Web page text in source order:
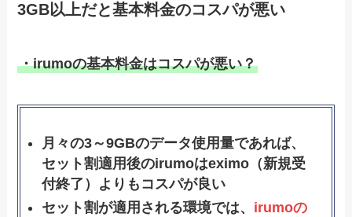
3GB以上だと基本料金のコスパが悪い
・irumoの基本料金はコスパが悪い？
月々の3～9GBのデータ使用量であれば、
セット割適用後のirumoはeximo（新規受
付終了）よりもコスパが良い
セット割が適用される環境では、 irumoの